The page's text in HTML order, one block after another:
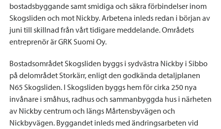
bostadsbyggande samt smidiga och säkra förbindelser inom
Skogsliden och mot Nickby. Arbetena inleds redan i början av
juni till skillnad från vårt tidigare meddelande. Områdets
entreprenör är GRK Suomi Oy.
Bostadsområdet Skogsliden byggs i sydvästra Nickby i Sibbo
på delområdet Storkärr, enligt den godkända detaljplanen
N65 Skogsliden. I Skogsliden byggs hem för cirka 250 nya
invånare i småhus, radhus och sammanbyggda hus i närheten
av Nickby centrum och längs Mårtensbyvägen och
Nickbyvägen. Byggandet inleds med ändringsarbeten vid